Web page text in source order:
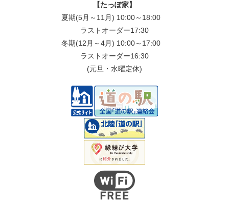
【たっぽ家】
夏期(5月～11月) 10:00～18:00
ラストオーダー17:30
冬期(12月～4月) 10:00～17:00
ラストオーダー16:30
(元旦・水曜定休)